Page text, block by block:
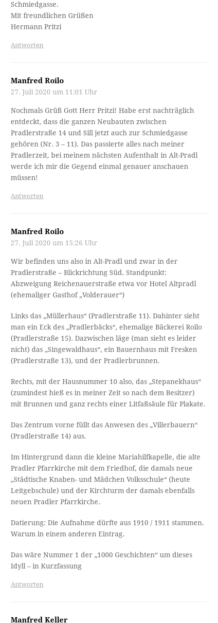
Schmiedgasse.
Mit freundlichen Grüßen
Hermann Pritzi
Antworten
Manfred Roilo
27. Juli 2020 um 11:01 Uhr
Nochmals Grüß Gott Herr Pritzi! Habe erst nachträglich
entdeckt, dass die ganzen Neubauten zwischen
Pradlerstraße 14 und Sill jetzt auch zur Schmiedgasse
gehören (Nr. 3 – 11). Das passierte alles nach meiner
Pradlerzeit, bei meinem nächsten Aufenthalt in Alt-Pradl
werde ich mir die Gegend einmal genauer anschauen
müssen!
Antworten
Manfred Roilo
27. Juli 2020 um 15:26 Uhr
Wir befinden uns also in Alt-Pradl und zwar in der
Pradlerstraße – Blickrichtung Süd. Standpunkt:
Abzweigung Reichenauerstraße etwa vor Hotel Altpradl
(ehemaliger Gasthof „Volderauer“)
Links das „Müllerhaus“ (Pradlerstraße 11). Dahinter sieht
man ein Eck des „Pradlerbäcks“, ehemalige Bäckerei Roilo
(Pradlerstraße 15). Dazwischen läge (man sieht es leider
nicht) das „Singewaldhaus“, ein Bauernhaus mit Fresken
(Pradlerstraße 13), und der Pradlerbrunnen.
Rechts, mit der Hausnummer 10 also, das „Stepanekhaus“
(zumindest hieß es in meiner Zeit so nach dem Besitzer)
mit Brunnen und ganz rechts einer Litfaßsäule für Plakate.
Das Zentrum vorne füllt das Anwesen des „Villerbauern“
(Pradlerstraße 14) aus.
Im Hintergrund dann die kleine Mariahilfkapelle, die alte
Pradler Pfarrkirche mit dem Friedhof, die damals neue
„Städtische Knaben- und Mädchen Volksschule“ (heute
Leitgebschule) und der Kirchturm der damals ebenfalls
neuen Pradler Pfarrkirche.
Datierung: Die Aufnahme dürfte aus 1910 / 1911 stammen.
Warum in einem anderen Eintrag.
Das wäre Nummer 1 der „1000 Geschichten“ um dieses
Idyll – in Kurzfassung
Antworten
Manfred Keller